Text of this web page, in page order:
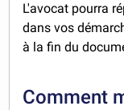
L'avocat pourra
dans vos
à la fin du
Comment